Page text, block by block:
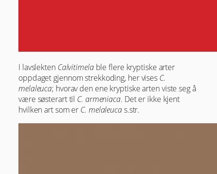
I lavslekten Calvitimelable flere kryptiske arter
oppdaget gjennom strekkoding, her vises C.
melaleuca; hvorav den ene kryptiske arten viste seg å
være søsterart til C. armeniaca. Det er ikke kjent
hvilken art som er C. melaleucas.str.